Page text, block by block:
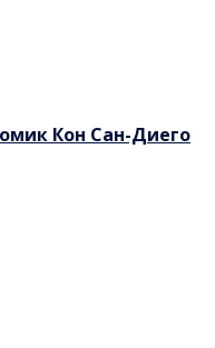
Кон Сан-Диего